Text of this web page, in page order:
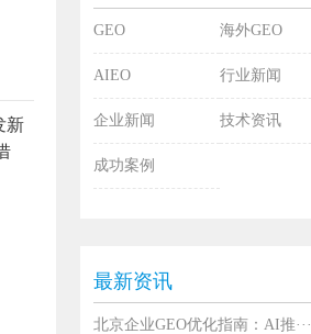
新
GEO 海外GEO
AIEO 行业新闻
企业新闻 技术资讯
成功案例
最新资讯
北京企业GEO优化指南：AI推···